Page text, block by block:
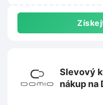
Slevový
nákup na